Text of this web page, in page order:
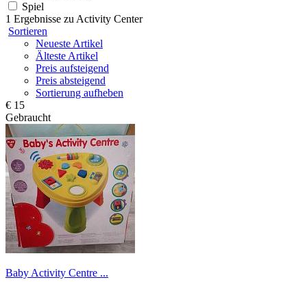
Spiel
1 Ergebnisse zu Activity Center
Sortieren
Neueste Artikel
Älteste Artikel
Preis aufsteigend
Preis absteigend
Sortierung aufheben
€ 15
Gebraucht
Baby Activity Centre ...